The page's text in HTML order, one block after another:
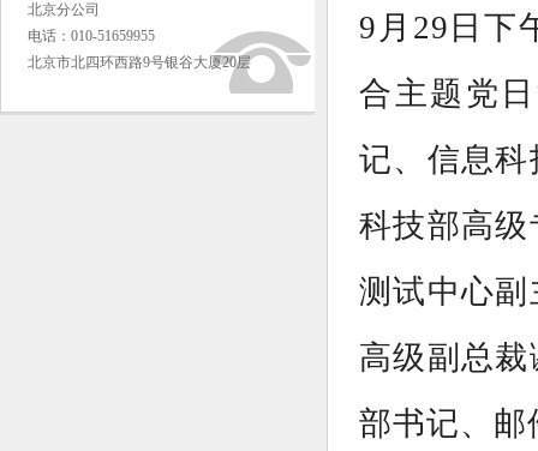
北京分公司
电话：010-51659955
北京市北四环西路9号银谷大厦20层
9月29日下
合主题党
记、信息
科技部高
测试中心
高级副总
部书记、邮